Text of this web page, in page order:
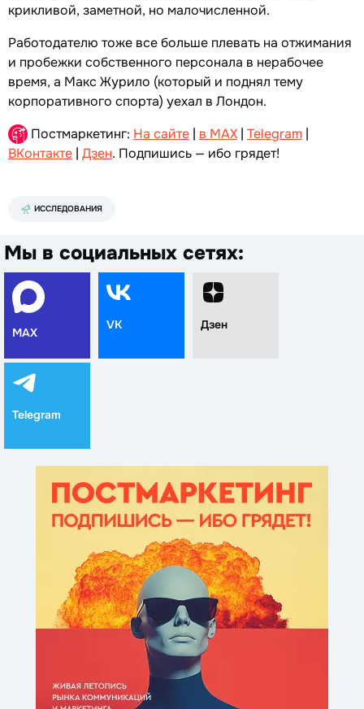
крикливой, заметной, но малочисленной.
Работодателю тоже все больше плевать на отжимания
и пробежки собственного персонала в нерабочее
время, а Макс Журило (который и поднял тему
корпоративного спорта) уехал в Лондон.
Постмаркетинг: На сайте | в MAX | Telegram |
ВКонтакте | Дзен. Подпишись — ибо грядет!
ИССЛЕДОВАНИЯ
Мы в социальных сетях:
MAX
VK Дзен
Telegram